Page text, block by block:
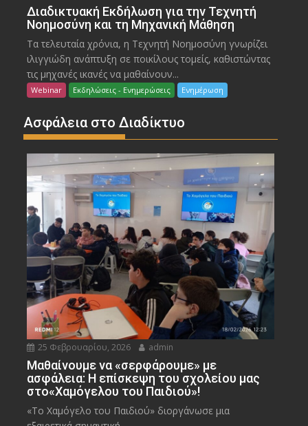
Διαδικτυακή Εκδήλωση για την Τεχνητή
Νοημοσύνη και τη Μηχανική Μάθηση
Τα τελευταία χρόνια, η Τεχνητή Νοημοσύνη γνωρίζει
ιλιγγιώδη ανάπτυξη σε ποικίλους τομείς, καθιστώντας
τις μηχανές ικανές να μαθαίνουν...
Webinar Εκδηλώσεις - Ενημερώσεις Ενημέρωση
Ασφάλεια στο Διαδίκτυο
25 Φεβρουαρίου, 2026 admin
Μαθαίνουμε να «σερφάρουμε» με
ασφάλεια: Η επίσκεψη του σχολείου μας
στο«Χαμόγελου του Παιδιού»!
«Το Χαμόγελο του Παιδιού» διοργάνωσε μια